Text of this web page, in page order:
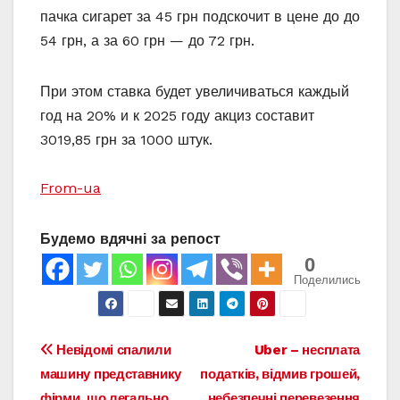
пачка сигарет за 45 грн подскочит в цене до до
54 грн, а за 60 грн — до 72 грн.
При этом ставка будет увеличиваться каждый
год на 20% и к 2025 году акциз составит
3019,85 грн за 1000 штук.
From-ua
Будемо вдячні за репост
0
Поделились
Навигация
по
Uber – несплата
податків, відмив грошей,
Невідомі спалили
машину представнику